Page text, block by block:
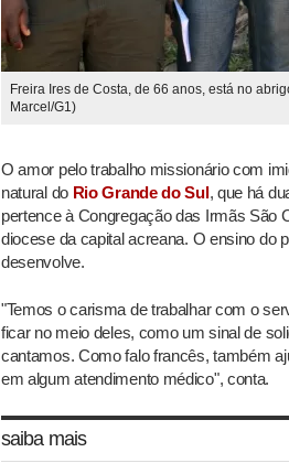
Freira Ires de Costa, de 66 anos, está no
Marcel/G1)
O amor pelo trabalho missionário com
natural do Rio Grande do Sul, que há
pertence à Congregação das Irmãs São
diocese da capital acreana. O ensino do
desenvolve.
"Temos o carisma de trabalhar com o
ficar no meio deles, como um sinal de
cantamos. Como falo francês, também
em algum atendimento médico", conta.
saiba mais